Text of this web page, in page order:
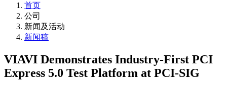
首页
公司
新闻及活动
新闻稿
VIAVI Demonstrates Industry-First PCI
Express 5.0 Test Platform at PCI-SIG